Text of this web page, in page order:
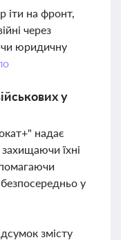
іти на фронт,
через
юридичну
у
надає
їхні
у
змісту